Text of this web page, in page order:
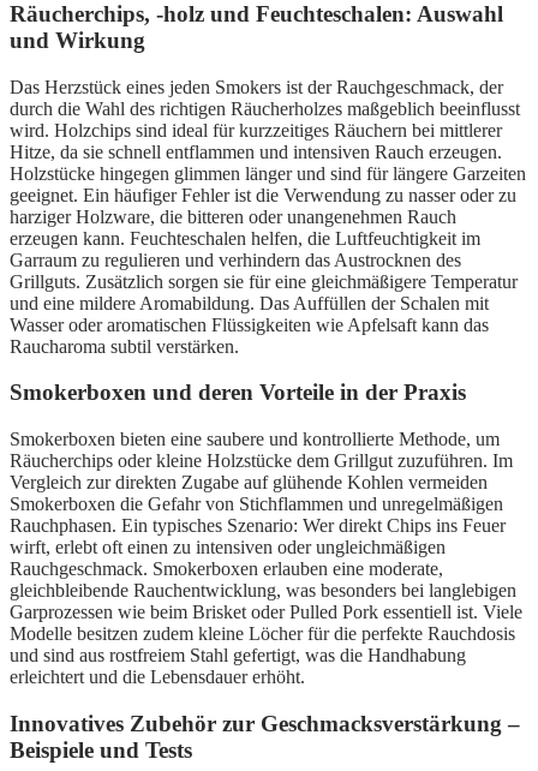
Räucherchips, -holz und Feuchteschalen: Auswahl
und Wirkung
Das Herzstück eines jeden Smokers ist der Rauchgeschmack, der
durch die Wahl des richtigen Räucherholzes maßgeblich beeinflusst
wird. Holzchips sind ideal für kurzzeitiges Räuchern bei mittlerer
Hitze, da sie schnell entflammen und intensiven Rauch erzeugen.
Holzstücke hingegen glimmen länger und sind für längere Garzeiten
geeignet. Ein häufiger Fehler ist die Verwendung zu nasser oder zu
harziger Holzware, die bitteren oder unangenehmen Rauch
erzeugen kann. Feuchteschalen helfen, die Luftfeuchtigkeit im
Garraum zu regulieren und verhindern das Austrocknen des
Grillguts. Zusätzlich sorgen sie für eine gleichmäßigere Temperatur
und eine mildere Aromabildung. Das Auffüllen der Schalen mit
Wasser oder aromatischen Flüssigkeiten wie Apfelsaft kann das
Raucharoma subtil verstärken.
Smokerboxen und deren Vorteile in der Praxis
Smokerboxen bieten eine saubere und kontrollierte Methode, um
Räucherchips oder kleine Holzstücke dem Grillgut zuzuführen. Im
Vergleich zur direkten Zugabe auf glühende Kohlen vermeiden
Smokerboxen die Gefahr von Stichflammen und unregelmäßigen
Rauchphasen. Ein typisches Szenario: Wer direkt Chips ins Feuer
wirft, erlebt oft einen zu intensiven oder ungleichmäßigen
Rauchgeschmack. Smokerboxen erlauben eine moderate,
gleichbleibende Rauchentwicklung, was besonders bei langlebigen
Garprozessen wie beim Brisket oder Pulled Pork essentiell ist. Viele
Modelle besitzen zudem kleine Löcher für die perfekte Rauchdosis
und sind aus rostfreiem Stahl gefertigt, was die Handhabung
erleichtert und die Lebensdauer erhöht.
Innovatives Zubehör zur Geschmacksverstärkung –
Beispiele und Tests